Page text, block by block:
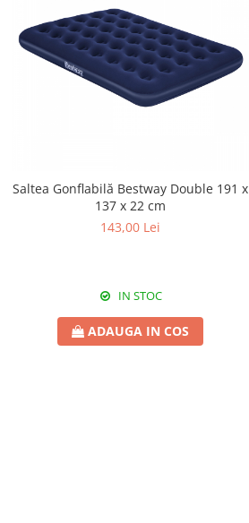
Saltea Gonflabilă Bestway Double 191 x
137 x 22 cm
143,00 Lei
IN STOC
ADAUGA IN COS